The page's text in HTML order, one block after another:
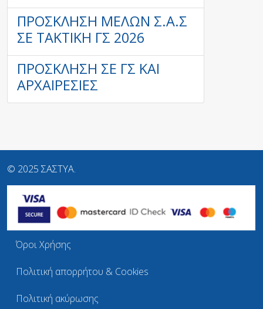
ΠΡΌΣΚΛΗΣΗ ΜΕΛΏΝ Σ.Α.Σ
ΣΕ ΤΑΚΤΙΚΉ ΓΣ 2026
ΠΡΟΣΚΛΗΣΗ ΣΕ ΓΣ ΚΑΙ
ΑΡΧΑΙΡΕΣΊΕΣ
© 2025 ΣΑΣΤΥΑ.
Όροι Χρήσης
Πολιτική απορρήτου & Cookies
Πολιτική ακύρωσης